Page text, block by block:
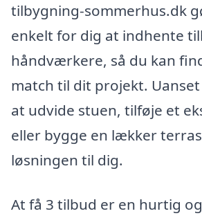
tilbygning-sommerhus.dk
enkelt for dig at indhente
håndværkere, så du kan
match til dit projekt.
at udvide stuen, tilføje et
eller bygge en lækker
løsningen til dig.
At få 3 tilbud er en hurtig